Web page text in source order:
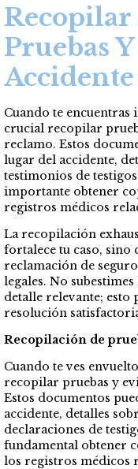
Recopilar
Pruebas
Accidente
Cuando te encuentras
crucial recopilar
reclamo. Estos
lugar del accidente,
testimonios de
importante obtener
registros médicos
La recopilación
fortalece tu caso, sino
reclamación de
legales. No
detalle relevante; esto
resolución
Recopilación de
Cuando te ves
recopilar pruebas y
Estos documentos
accidente, detalles
declaraciones de
fundamental obtener
los registros médicos